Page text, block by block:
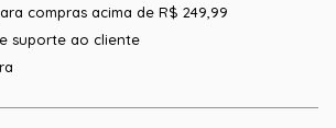
compras acima de R$ 249,99
suporte ao cliente